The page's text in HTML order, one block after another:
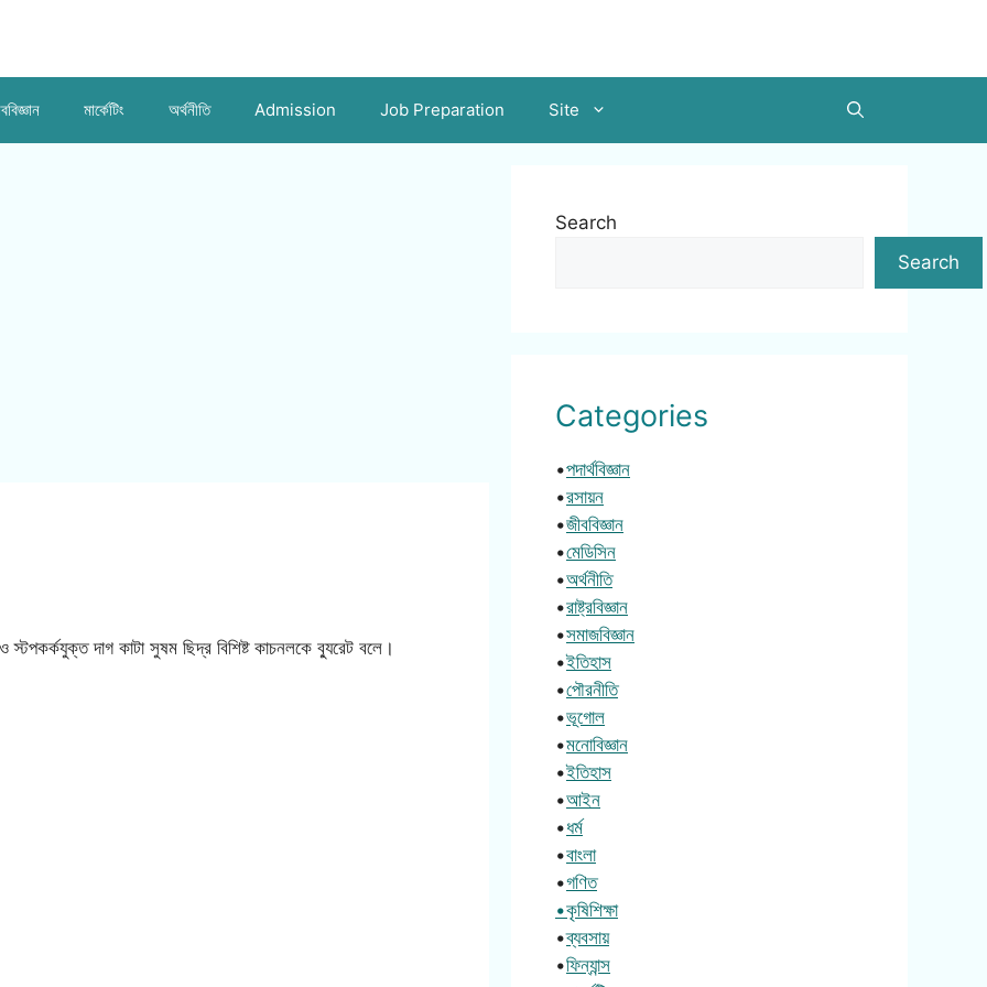
মার্কেটিং অর্থনীতি Admission Job Preparation Site
দাগ কাটা সুষম ছিদ্র বিশিষ্ট কাচনলকে ব্যুরেট বলে।
Search
Search
Categories
•পদার্থবিজ্ঞান
•রসায়ন
•জীববিজ্ঞান
•মেডিসিন
•অর্থনীতি
•রাষ্ট্রবিজ্ঞান
•সমাজবিজ্ঞান
•ইতিহাস
•পৌরনীতি
•ভূগোল
•মনোবিজ্ঞান
•ইতিহাস
•আইন
•ধর্ম
•বাংলা
•গণিত
•কৃষিশিক্ষা
•ব্যবসায়
•ফিন্যান্স